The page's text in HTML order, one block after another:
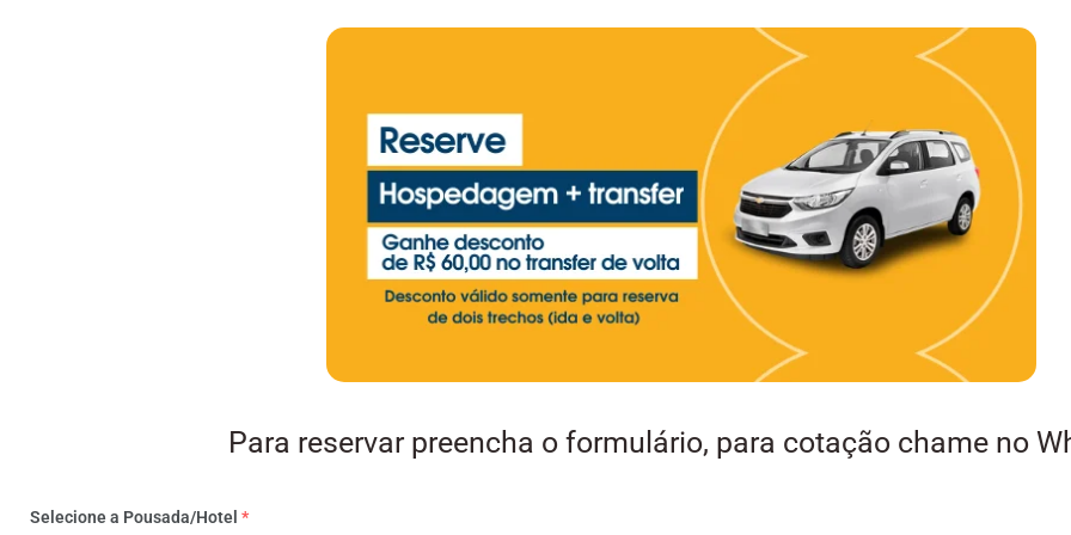
Para reservar preencha o formulário, para cotação chame no
Selecione a Pousada/Hotel *